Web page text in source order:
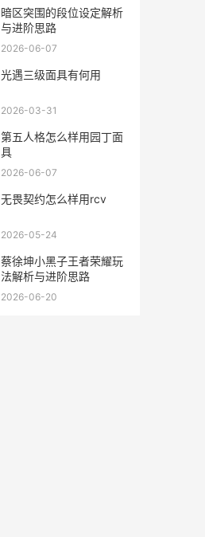
暗区突围的段位设定解析
与进阶思路
2026-06-07
光遇三级面具有何用
2026-03-31
第五人格怎么样用园丁面
具
2026-06-07
无畏契约怎么样用rcv
2026-05-24
蔡徐坤小黑子王者荣耀玩
法解析与进阶思路
2026-06-20